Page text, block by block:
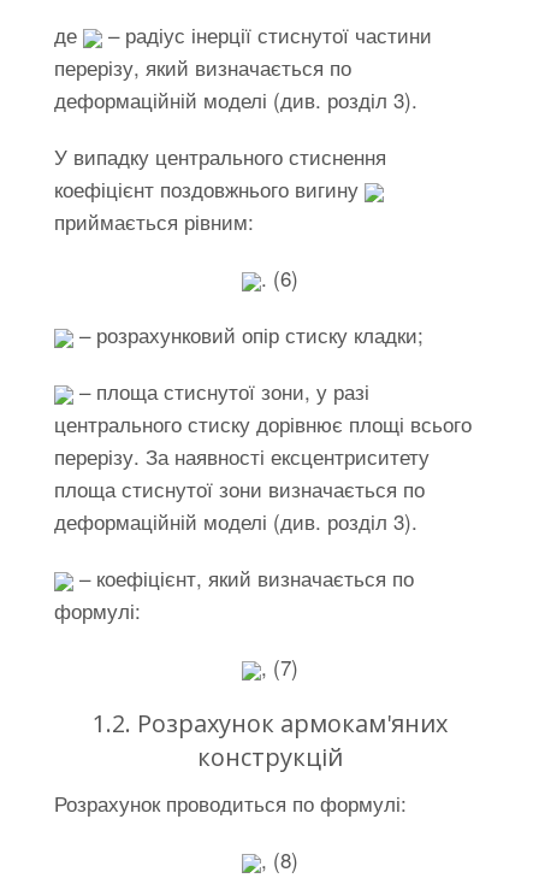
де
– радіус інерції стиснутої частини
перерізу, який визначається по
деформаційній моделі (див. розділ 3).
У випадку центрального стиснення
коефіцієнт поздовжнього вигину
приймається рівним:
. (6)
– розрахунковий опір стиску кладки;
– площа стиснутої зони, у разі
центрального стиску дорівнює площі всього
перерізу. За наявності ексцентриситету
площа стиснутої зони визначається по
деформаційній моделі (див. розділ 3).
– коефіцієнт, який визначається по
формулі:
, (7)
1.2. Розрахунок армокам'яних
конструкцій
Розрахунок проводиться по формулі:
, (8)